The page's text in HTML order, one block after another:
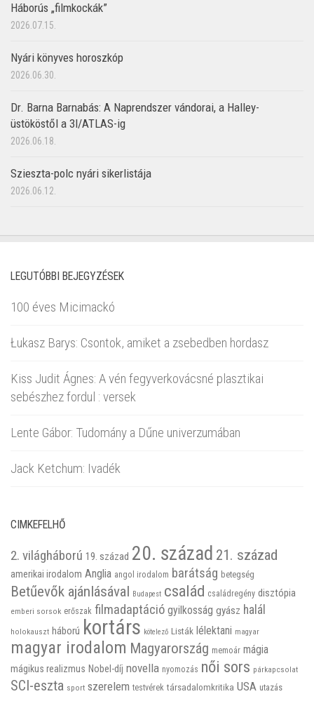
Háborús „filmkockák”
2026.07.15.
Nyári könyves horoszkóp
2026.06.30.
Dr. Barna Barnabás: A Naprendszer vándorai, a Halley-
üstököstől a 3I/ATLAS-ig
2026.06.18.
Szieszta-polc nyári sikerlistája
2026.06.12.
LEGUTÓBBI BEJEGYZÉSEK
100 éves Micimackó
Łukasz Barys: Csontok, amiket a zsebedben hordasz
Kiss Judit Ágnes: A vén fegyverkovácsné plasztikai
sebészhez fordul : versek
Lente Gábor: Tudomány a Dűne univerzumában
Jack Ketchum: Ivadék
CIMKEFELHŐ
2. világháború 19. század 20. század 21. század
amerikai irodalom Anglia angol irodalom barátság betegség
Betűevők ajánlásával Budapest család családregény disztópia
emberi sorsok erőszak filmadaptáció gyilkosság gyász halál
holokauszt háború kortárs kötelező Listák lélektani magyar
magyar irodalom Magyarország memoár mágia
mágikus realizmus Nobel-díj novella nyomozás női sors párkapcsolat
SCI-eszta sport szerelem testvérek társadalomkritika USA utazás